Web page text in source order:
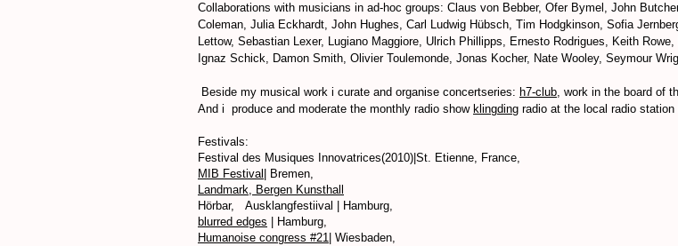
Collaborations with musicians in ad-hoc groups: Claus von Bebber, Ofer Bymel, John
Coleman, Julia Eckhardt, John Hughes, Carl Ludwig Hübsch, Tim Hodgkinson, Sofia
Lettow, Sebastian Lexer, Lugiano Maggiore, Ulrich Phillipps, Ernesto Rodrigues, Keith
Ignaz Schick, Damon Smith, Olivier Toulemonde, Jonas Kocher, Nate Wooley, Seymour
Beside my musical work i curate and organise concertseries: h7-club, work in the board of
And i produce and moderate the monthly radio show klingding radio at the local radio station
Festivals:
Festival des Musiques Innovatrices(2010)|St. Etienne, France,
MIB Festival
| Bremen,
Landmark, Bergen Kunsthall
Hörbar, Ausklangfestiival
| Hamburg,
blurred edges | Hamburg,
Humanoise congress #21 | Wiesbaden,